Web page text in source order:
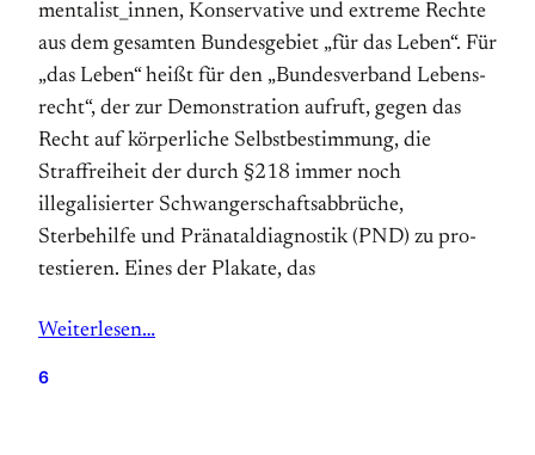
men­ta­list_innen, Konservative und ex­tre­me Rech­te
aus dem ge­sam­ten Bun­des­ge­biet „für das Leben“. Für
„das Leben“ heißt für den „Bun­des­ver­band Le­bens­
recht“, der zur De­mon­stra­tion auf­ruft, ge­gen das
Recht auf kör­per­liche Selbstbestimmung, die
Straffreiheit der durch §218 immer noch
illegalisierter Schwangerschaftsabbrüche,
Sterbehilfe und Prä­natal­diag­no­stik (PND) zu pro­
testieren. Ei­nes der Pla­ka­te, das
Weiterlesen…
6